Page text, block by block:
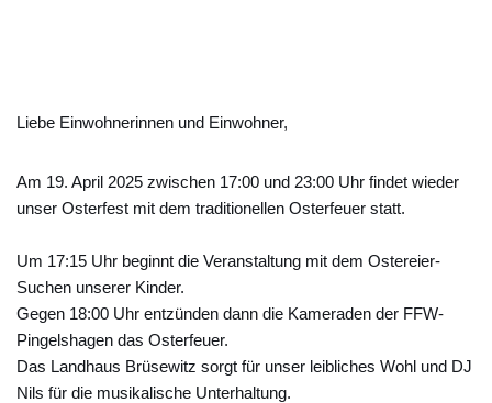
Liebe Einwohnerinnen und Einwohner,
Am 19. April 2025 zwischen 17:00 und 23:00 Uhr findet wieder
unser Osterfest mit dem traditionellen Osterfeuer statt.
Um 17:15 Uhr beginnt die Veranstaltung mit dem Ostereier-
Suchen unserer Kinder.
Gegen 18:00 Uhr entzünden dann die Kameraden der FFW-
Pingelshagen das Osterfeuer.
Das Landhaus Brüsewitz sorgt für unser leibliches Wohl und DJ
Nils für die musikalische Unterhaltung.